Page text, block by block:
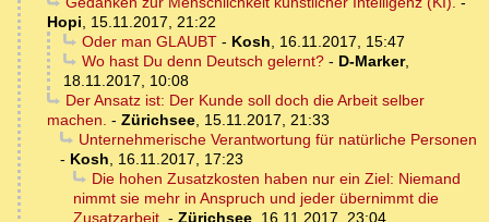
Hopi, 15.11.2017, 21:22
Oder man GLAUBT- Kosh, 16.11.2017, 15:47
Wo hast Du denn Deutsch gelernt?- D-Marker,
18.11.2017, 10:08
Der Ansatz ist: Der Kunde soll doch die Arbeit selber
machen. - Zürichsee, 15.11.2017, 21:33
Unternehmerische Verantwortung für natürliche Personen
- Kosh, 16.11.2017, 17:23
Die hohen Zusatzkosten haben nur ein Ziel: Niemand
nimmt sie mehr in Anspruch und jeder übernimmt die
Zusatzarbeit. - Zürichsee 16.11.2017, 23:04